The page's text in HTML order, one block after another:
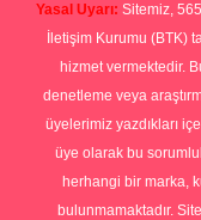
Yasal Uyarı: Sitemiz,
İletişim Kurumu (BTK)
hizmet vermektedir.
denetleme veya
üyelerimiz yazdıkları
üye olarak bu
herhangi bir marka,
bulunmamaktadır.